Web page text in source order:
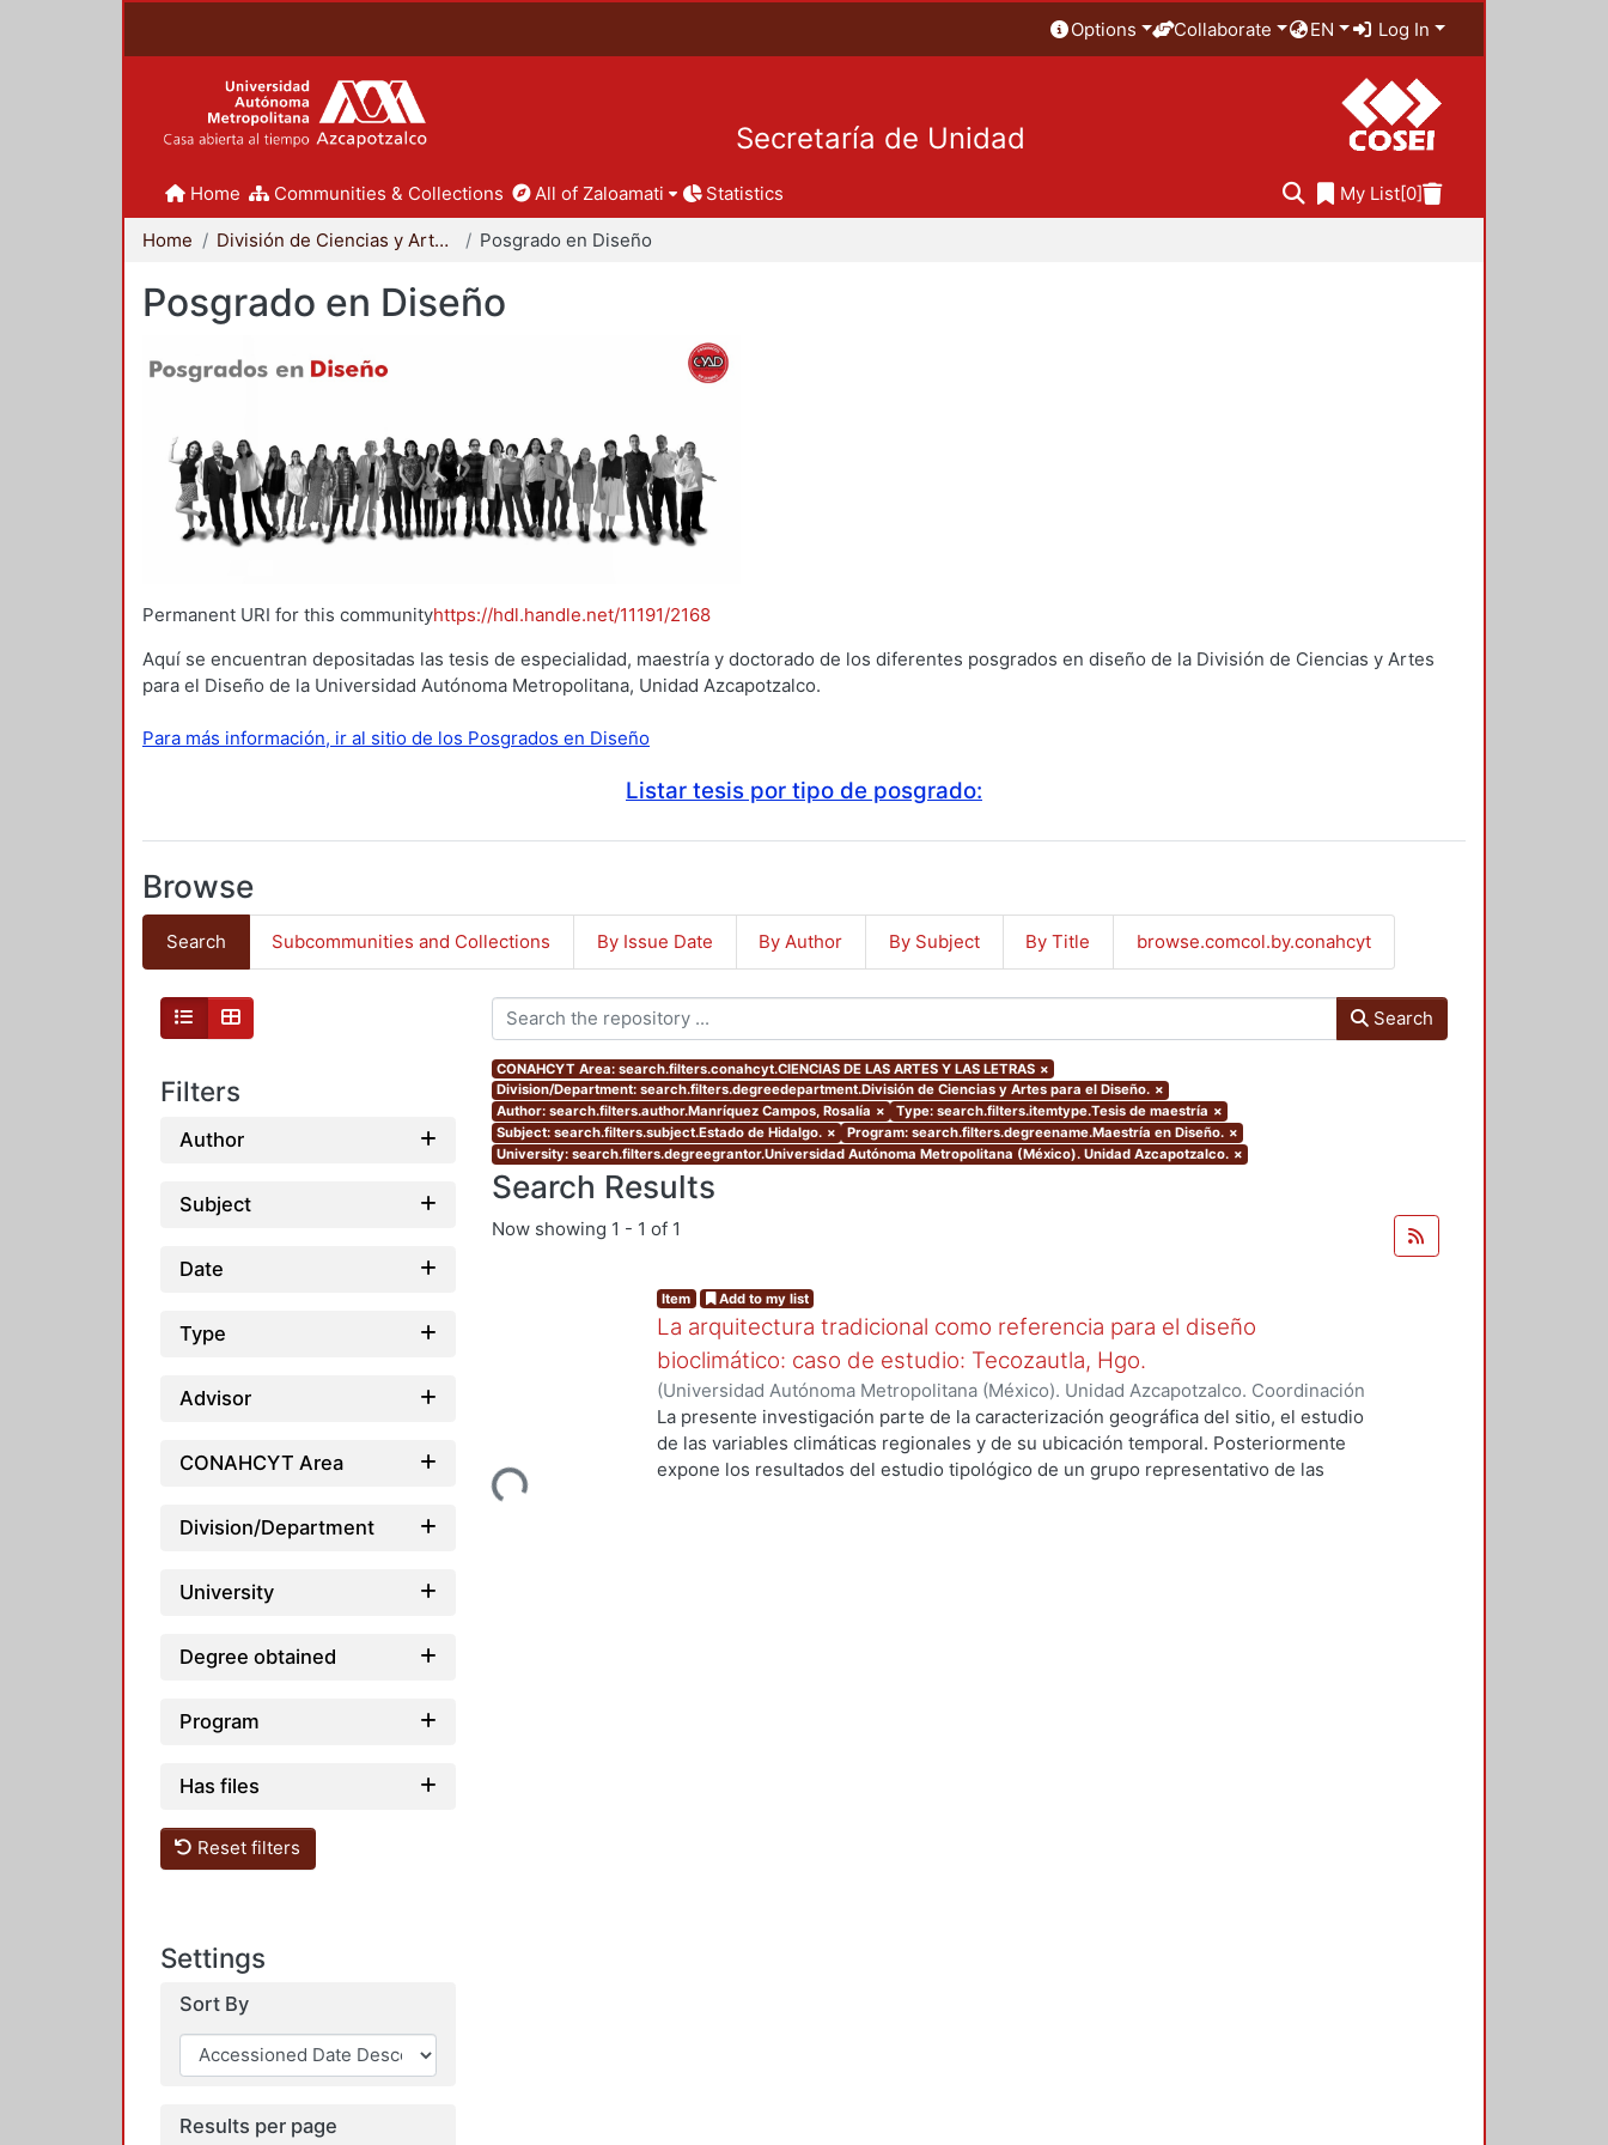
Options Collaborate EN Log In
Secretaría de Unidad
Home Communities & Collections All of Zaloamati Statistics My List[0]
Home División de Ciencias y Artes para el Diseño Posgrado en Diseño
Posgrado en Diseño
Permanent URI for this communityhttps://hdl.handle.net/11191/2168
Aquí se encuentran depositadas las tesis de especialidad, maestría y doctorado de los diferentes posgrados en diseño de la División de Ciencias y Artes
para el Diseño de la Universidad Autónoma Metropolitana, Unidad Azcapotzalco.
Para más información, ir al sitio de los Posgrados en Diseño
Listar tesis por tipo de posgrado:
Browse
Search Subcommunities and Collections By Issue Date By Author By Subject By Title browse.comcol.by.conahcyt
Filters
Author
Subject
Date
Type
Advisor
CONAHCYT Area
Division/Department
University
Degree obtained
Program
Has files
Reset filters
Settings
Sort By
Results per page
Search
CONAHCYT Area: search.filters.conahcyt.CIENCIAS DE LAS ARTES Y LAS LETRAS ×
Division/Department: search.filters.degreedepartment.División de Ciencias y Artes para el Diseño. ×
Author: search.filters.author.Manríquez Campos, Rosalía × Type: search.filters.itemtype.Tesis de maestría ×
Subject: search.filters.subject.Estado de Hidalgo. × Program: search.filters.degreename.Maestría en Diseño. ×
University: search.filters.degreegrantor.Universidad Autónoma Metropolitana (México). Unidad Azcapotzalco. ×
Search Results
Now showing 1 - 1 of 1
Loading...
Item Add to my list
La arquitectura tradicional como referencia para el diseño
bioclimático: caso de estudio: Tecozautla, Hgo.
(Universidad Autónoma Metropolitana (México). Unidad Azcapotzalco. Coordinación
de Servicios de Información.,2003-10)Manríquez Campos, Rosalía
La presente investigación parte de la caracterización geográfica del sitio, el estudio
de las variables climáticas regionales y de su ubicación temporal. Posteriormente
expone los resultados del estudio tipológico de un grupo representativo de las